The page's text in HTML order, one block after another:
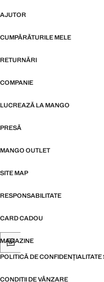
AJUTOR
CUMPĂRĂTURILE MELE
RETURNĂRI
COMPANIE
LUCREAZĂ LA MANGO
PRESĂ
MANGO OUTLET
SITE MAP
RESPONSABILITATE
CARD CADOU
MAGAZINE
POLITICĂ DE
CONDIȚII DE VÂNZARE